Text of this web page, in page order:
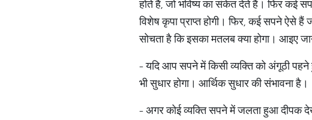
होते हैं, जो भविष्य का संकेत देते हैं। फिर कई
विशेष कृपा प्राप्त होगी। फिर, कई सपने ऐसे
सोचता है कि इसका मतलब क्या होगा। आइए
- यदि आप सपने में किसी व्यक्ति को अंगूठी
भी सुधार होगा। आर्थिक सुधार की संभावना है।
- अगर कोई व्यक्ति सपने में जलता हुआ दीपक